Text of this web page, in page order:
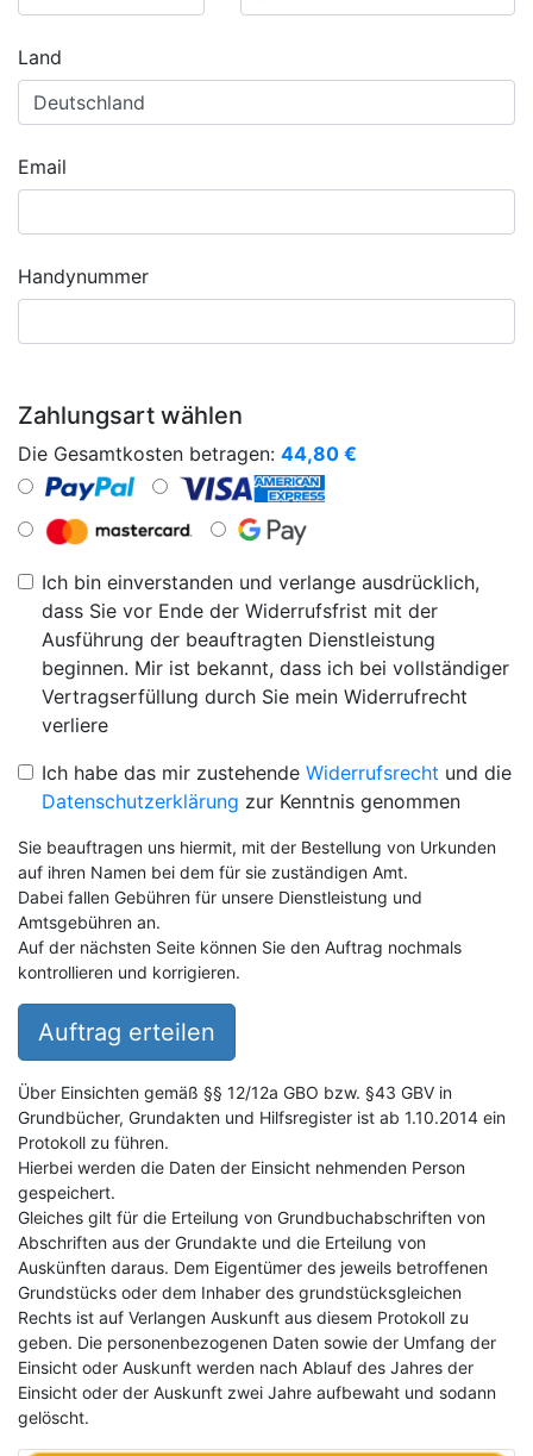
Land
Email
Handynummer
Zahlungsart wählen
Die Gesamtkosten betragen: 44,80 €
Ich bin einverstanden und verlange ausdrücklich,
dass Sie vor Ende der Widerrufsfrist mit der
Ausführung der beauftragten Dienstleistung
beginnen. Mir ist bekannt, dass ich bei vollständiger
Vertragserfüllung durch Sie mein Widerrufrecht
verliere
Ich habe das mir zustehende Widerrufsrecht und die
Datenschutzerklärung zur Kenntnis genommen
Sie beauftragen uns hiermit, mit der Bestellung von Urkunden
auf ihren Namen bei dem für sie zuständigen Amt.
Dabei fallen Gebühren für unsere Dienstleistung und
Amtsgebühren an.
Auf der nächsten Seite können Sie den Auftrag nochmals
kontrollieren und korrigieren.
Auftrag erteilen
Über Einsichten gemäß §§ 12/12a GBO bzw. §43 GBV in
Grundbücher, Grundakten und Hilfsregister ist ab 1.10.2014 ein
Protokoll zu führen.
Hierbei werden die Daten der Einsicht nehmenden Person
gespeichert.
Gleiches gilt für die Erteilung von Grundbuchabschriften von
Abschriften aus der Grundakte und die Erteilung von
Auskünften daraus. Dem Eigentümer des jeweils betroffenen
Grundstücks oder dem Inhaber des grundstücksgleichen
Rechts ist auf Verlangen Auskunft aus diesem Protokoll zu
geben. Die personenbezogenen Daten sowie der Umfang der
Einsicht oder Auskunft werden nach Ablauf des Jahres der
Einsicht oder der Auskunft zwei Jahre aufbewaht und sodann
gelöscht.